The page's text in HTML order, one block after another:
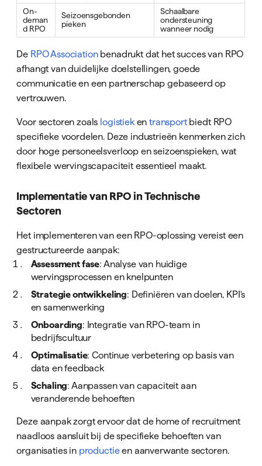
On-
deman
d RPO
Seizoensgebonden
pieken
Schaalbare
ondersteuning
wanneer nodig
De RPO Associationbenadrukt dat het succes van RPO
afhangt van duidelijke doelstellingen, goede
communicatie en een partnerschap gebaseerd op
vertrouwen.
Voor sectoren zoals logistiekentransportbiedt RPO
specifieke voordelen. Deze industrieën kenmerken zich
door hoge personeelsverloop en seizoenspieken, wat
flexibele wervingscapaciteit essentieel maakt.
Implementatie van RPO in Technische
Sectoren
Het implementeren van een RPO-oplossing vereist een
gestructureerde aanpak:
Assessment fase: Analyse van huidige
wervingsprocessen en knelpunten
Strategie ontwikkeling: Definiëren van doelen, KPI's
en samenwerking
Onboarding: Integratie van RPO-team in
bedrijfscultuur
Optimalisatie: Continue verbetering op basis van
data en feedback
Schaling: Aanpassen van capaciteit aan
veranderende behoeften
Deze aanpak zorgt ervoor dat de home of recruitment
naadloos aansluit bij de specifieke behoeften van
organisaties in productieen aanverwante sectoren.